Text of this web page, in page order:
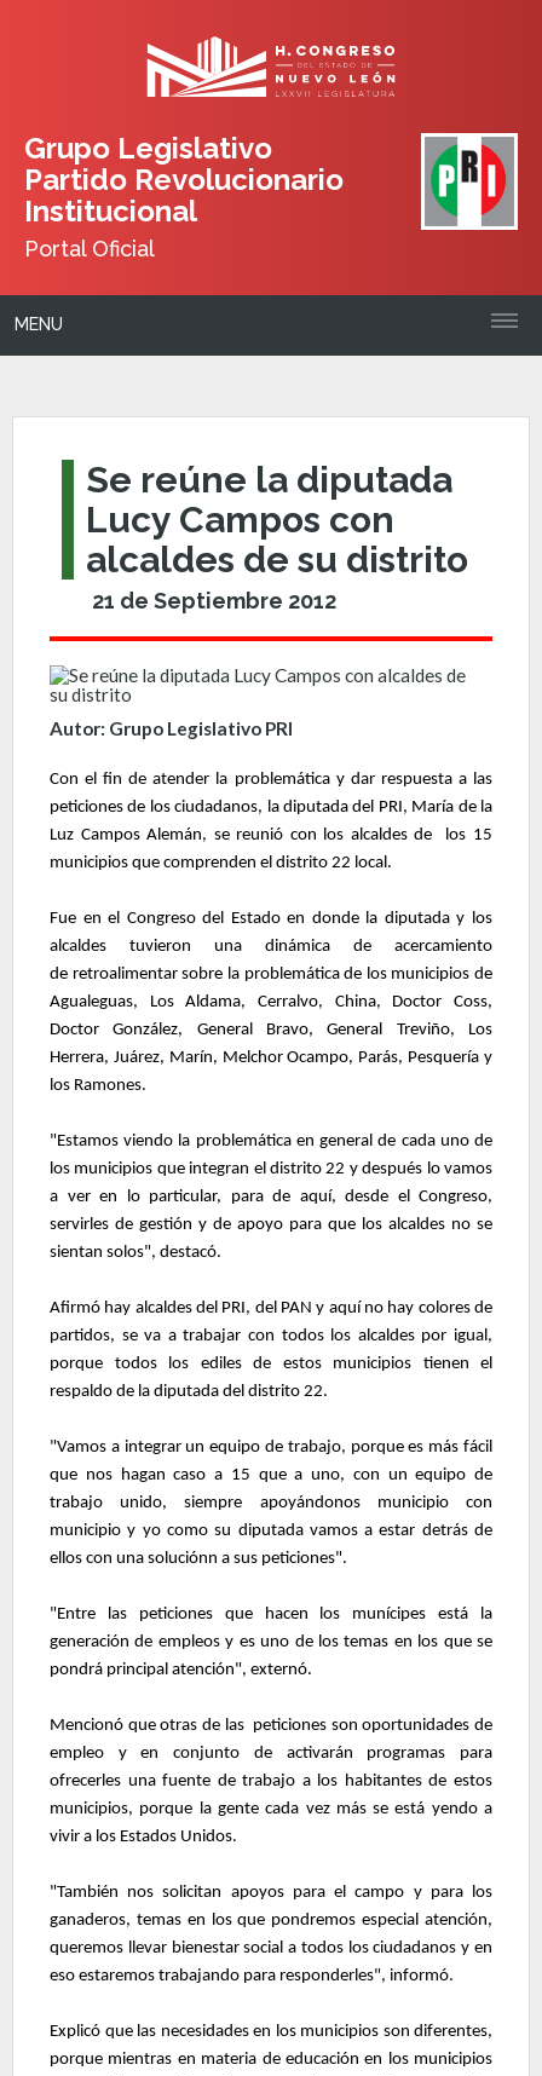
Grupo Legislativo
Partido Revolucionario
Institucional
Portal Oficial
MENU
Se reúne la diputada
Lucy Campos con
alcaldes de su distrito
21 de Septiembre 2012
Autor: Grupo Legislativo PRI
Con el fin de atender la problemática y dar respuesta a las
peticiones de los ciudadanos, la diputada del PRI, María de la
Luz Campos Alemán, se reunió con los alcaldes de
los 15
municipios que comprenden el distrito 22 local.
Fue en el Congreso del Estado en donde la diputada y los
alcaldes tuvieron una dinámica de acercamiento
de retroalimentar sobre la problemática de los municipios de
Agualeguas, Los Aldama, Cerralvo, China, Doctor Coss,
Doctor González, General Bravo, General Treviño, Los
Herrera, Juárez, Marín, Melchor Ocampo, Parás, Pesquería y
los Ramones.
"Estamos viendo la problemática en general de cada uno de
los municipios que integran el distrito 22 y después lo vamos
a ver en lo particular, para de aquí, desde el Congreso,
servirles de gestión y de apoyo para que los alcaldes no se
sientan solos", destacó.
Afirmó hay alcaldes del PRI, del PAN y aquí no hay colores de
partidos, se va a trabajar con todos los alcaldes por igual,
porque todos los ediles de estos municipios tienen el
respaldo de la diputada del distrito 22.
"Vamos a integrar un equipo de trabajo, porque es más fácil
que nos hagan caso a 15 que a uno, con un equipo de
trabajo unido, siempre apoyándonos municipio con
municipio y yo como su diputada vamos a estar detrás de
ellos con una soluciónn a sus peticiones".
"Entre las peticiones que hacen los munícipes está la
generación de empleos y es uno de los temas en los que se
pondrá principal atención", externó.
Mencionó que otras de las peticiones son oportunidades de
empleo y en conjunto de activarán programas para
ofrecerles una fuente de trabajo a los habitantes de estos
municipios, porque la gente cada vez más se está yendo a
vivir a los Estados Unidos.
"También nos solicitan apoyos para el campo y para los
ganaderos, temas en los que pondremos especial atención,
queremos llevar bienestar social a todos los ciudadanos y en
eso estaremos trabajando para responderles", informó.
Explicó que las necesidades en los municipios son diferentes,
porque mientras en materia de educación en los municipios